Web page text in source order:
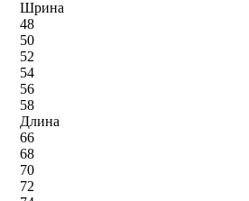
Шрина
48
50
52
54
56
58
Длина
66
68
70
72